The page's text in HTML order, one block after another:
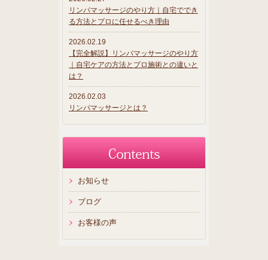
リンパマッサージのやり方｜自宅ででき
る方法とプロに任せるべき理由
2026.02.19
【完全解説】リンパマッサージのやり方
｜自宅ケアの方法とプロ施術との違いと
は？
2026.02.03
リンパマッサージとは？
お知らせ
ブログ
お客様の声